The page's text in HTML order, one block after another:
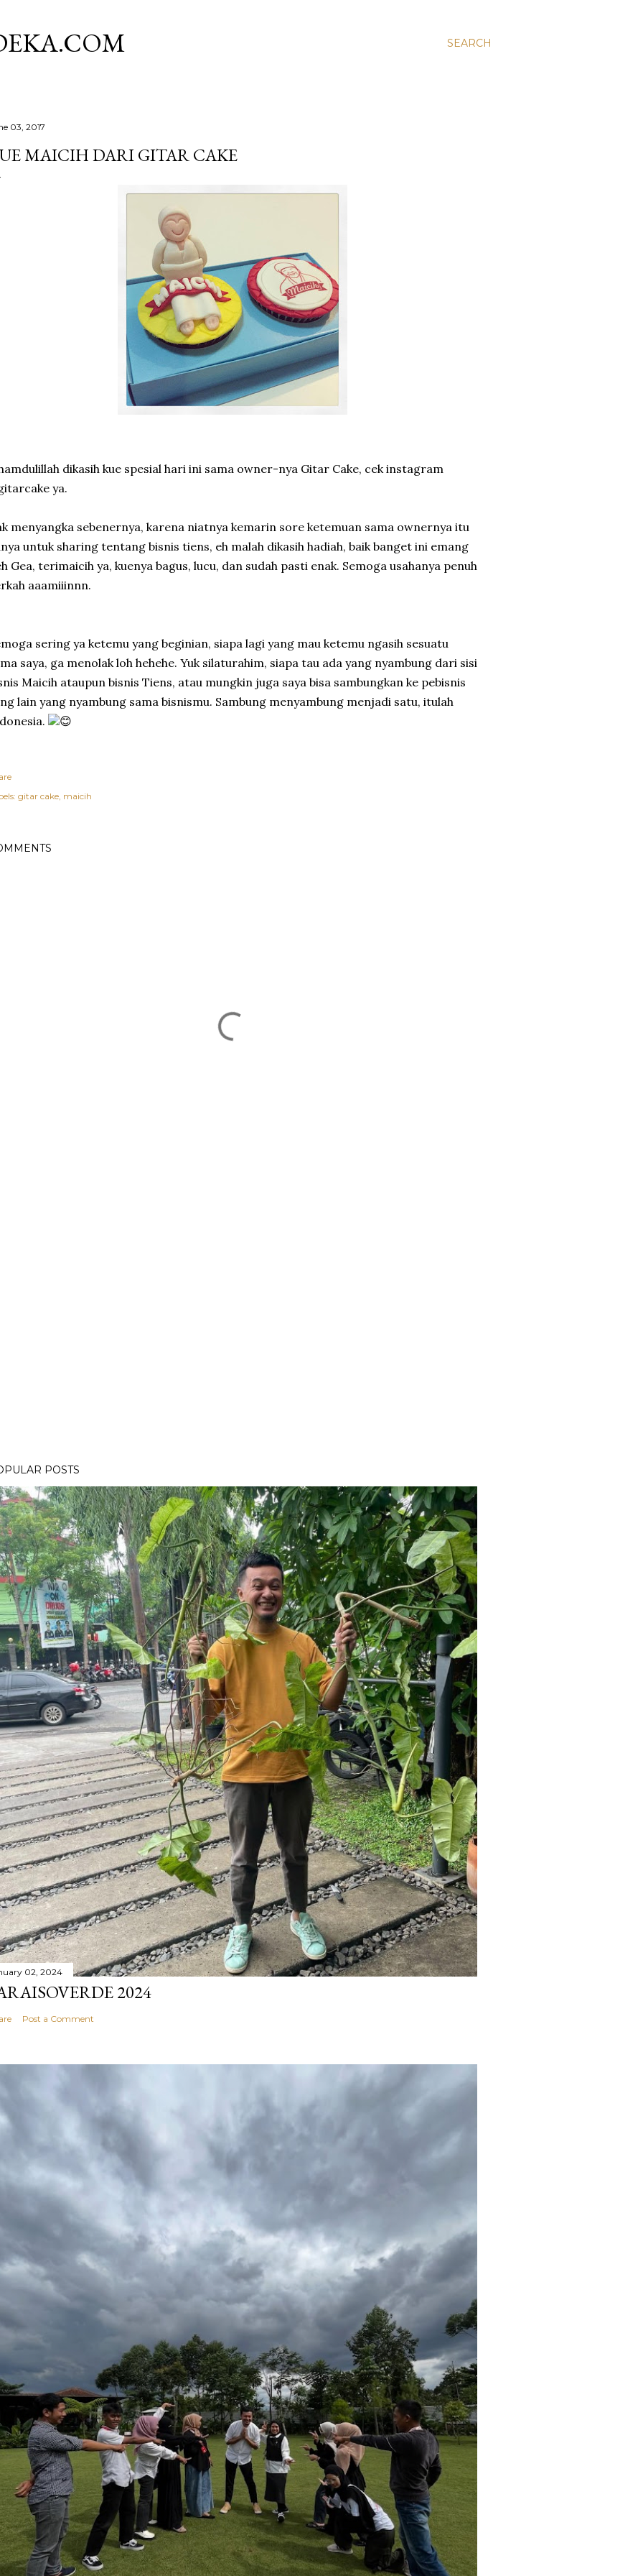
SEARCH
03, 2017
MAICIH DARI GITAR CAKE
dikasih kue spesial hari ini sama owner-nya Gitar Cake, cek instagram
ya.
menyangka sebenernya, karena niatnya kemarin sore ketemuan sama ownernya itu
untuk sharing tentang bisnis tiens, eh malah dikasih hadiah, baik banget ini emang
Gea, terimaicih ya, kuenya bagus, lucu, dan sudah pasti enak. Semoga usahanya penuh
aaamiiinnn.
sering ya ketemu yang beginian, siapa lagi yang mau ketemu ngasih sesuatu
saya, ga menolak loh hehehe. Yuk silaturahim, siapa tau ada yang nyambung dari sisi
Maicih ataupun bisnis Tiens, atau mungkin juga saya bisa sambungkan ke pebisnis
lain yang nyambung sama bisnismu. Sambung menyambung menjadi satu, itulah
😊
gitar cake maicih
POSTS
02, 2024
2024
Post a Comment